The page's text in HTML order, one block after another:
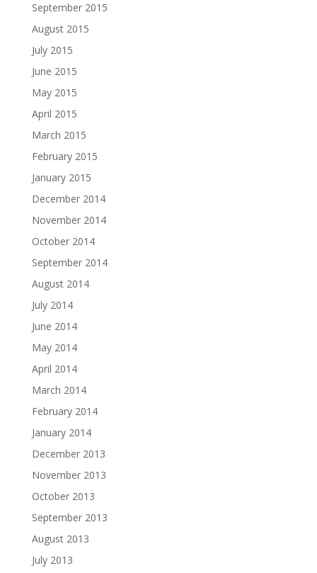
September 2015
August 2015
July 2015
June 2015
May 2015
April 2015
March 2015
February 2015
January 2015
December 2014
November 2014
October 2014
September 2014
August 2014
July 2014
June 2014
May 2014
April 2014
March 2014
February 2014
January 2014
December 2013
November 2013
October 2013
September 2013
August 2013
July 2013